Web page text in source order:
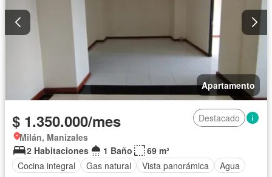
Apartamento
$ 1.350.000/mes
Destacado
Milán, Manizales
2 Habitaciones
1 Baño
69 m²
Cocina integral
Gas natural Vista panorámica Agua